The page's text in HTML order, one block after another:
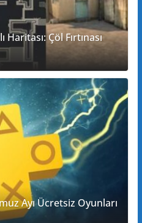
Çöl Fırtınası
Ayı Ücretsiz Oyunları